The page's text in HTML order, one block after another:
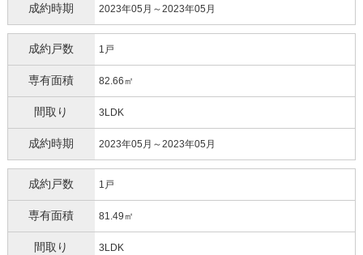
成約時期 2023年05月～2023年05月
成約戸数 1戸
専有面積 82.66㎡
間取り 3LDK
成約時期 2023年05月～2023年05月
成約戸数 1戸
専有面積 81.49㎡
間取り 3LDK